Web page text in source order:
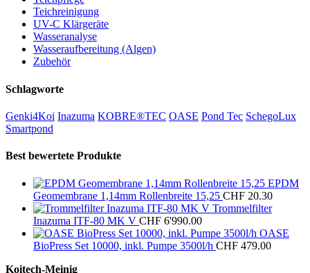
Teichreinigung
UV-C Klärgeräte
Wasseranalyse
Wasseraufbereitung (Algen)
Zubehör
Schlagworte
Genki4Koi Inazuma KOBRE®TEC OASE Pond Tec SchegoLux
Smartpond
Best bewertete Produkte
EPDM
Geomembrane 1,14mm Rollenbreite 15,25 CHF 20.30
Trommelfilter
Inazuma ITF-80 MK V CHF 6'990.00
OASE
BioPress Set 10000, inkl. Pumpe 3500l/h CHF 479.00
Koitech-Meinig